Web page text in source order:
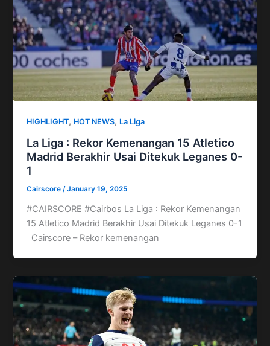
HIGHLIGHT, HOT NEWS, La Liga
La Liga : Rekor Kemenangan 15 Atletico
Madrid Berakhir Usai Ditekuk Leganes 0-
1
Cairscore/January 19, 2025
#CAIRSCORE #Cairbos La Liga : Rekor Kemenangan
15 Atletico Madrid Berakhir Usai Ditekuk Leganes 0-1
Cairscore – Rekor kemenangan